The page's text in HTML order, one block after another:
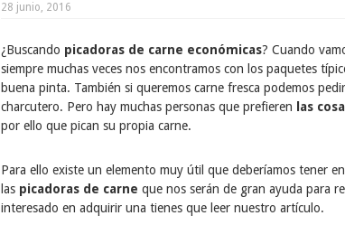
28 junio, 2016
¿Buscando picadoras de carne económicas? Cuando
siempre muchas veces nos encontramos con los paquetes
buena pinta. También si queremos carne fresca podemos
charcutero. Pero hay muchas personas que prefieren
las
por ello que pican su propia carne.
Para ello existe un elemento muy útil que deberíamos tener
las picadoras de carne que nos serán de gran ayuda para
interesado en adquirir una tienes que leer nuestro artículo.